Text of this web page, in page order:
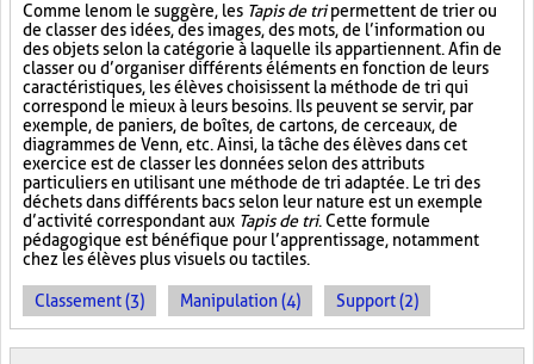
Comme le nom le suggère, les Tapis de tripermettent de trier ou
de classer des idées, des images, des mots, de l’information ou
des objets selon la catégorie à laquelle ils appartiennent. Afin de
classer ou d’organiser différents éléments en fonction de leurs
caractéristiques, les élèves choisissent la méthode de tri qui
correspond le mieux à leurs besoins. Ils peuvent se servir, par
exemple, de paniers, de boîtes, de cartons, de cerceaux, de
diagrammes de Venn, etc. Ainsi, la tâche des élèves dans cet
exercice est de classer les données selon des attributs
particuliers en utilisant une méthode de tri adaptée. Le tri des
déchets dans différents bacs selon leur nature est un exemple
d’activité correspondant aux Tapis de tri. Cette formule
pédagogique est bénéfique pour l’apprentissage, notamment
chez les élèves plus visuels ou tactiles.
Classement (3) Manipulation (4) Support (2)